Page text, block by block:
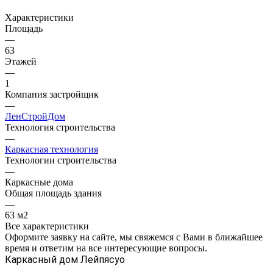
Характеристики
Площадь
—
63
Этажей
—
1
Компания застройщик
—
ЛенСтройДом
Технология строительства
—
Каркасная технология
Технологии строительства
—
Каркасные дома
Общая площадь здания
—
63 м2
Все характеристики
Оформите заявку на сайте, мы свяжемся с Вами в ближайшее
время и ответим на все интересующие вопросы.
Каркасный дом Лейпясуо